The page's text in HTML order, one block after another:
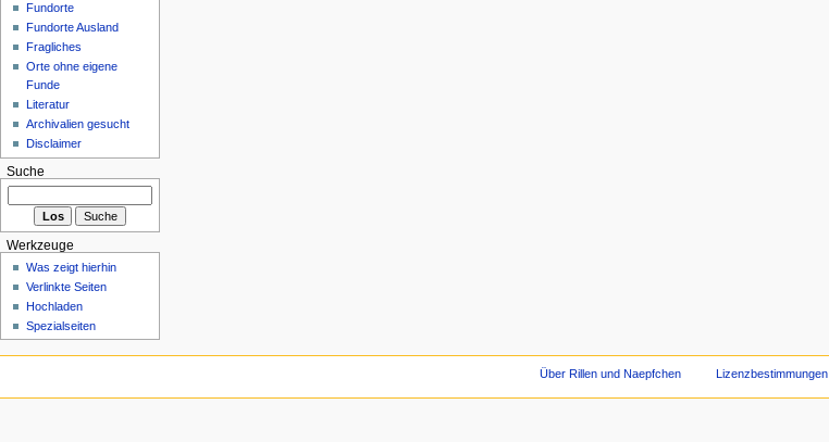
Fundorte
Fundorte Ausland
Fragliches
Orte ohne eigene
Funde
Literatur
Archivalien gesucht
Disclaimer
Suche
Werkzeuge
Was zeigt hierhin
Verlinkte Seiten
Hochladen
Spezialseiten
Über Rillen und Naepfchen Lizenzbestimmungen